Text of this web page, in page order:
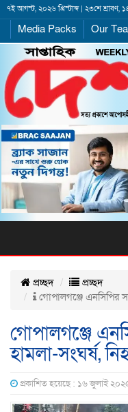
৭ই আগস্ট, ২০২৬ খ্রিস্টাব্দ | ২৩শে শ্রাবণ,
Media Packs Our
প্রচ্ছদ
প্রচ্ছদ
গোপালগঞ্জে এনসিপির
গোপালগঞ্জে
হামলা-সংঘর্ষ,
প্রকাশিত হয়েছে : ১৬ জুলাই